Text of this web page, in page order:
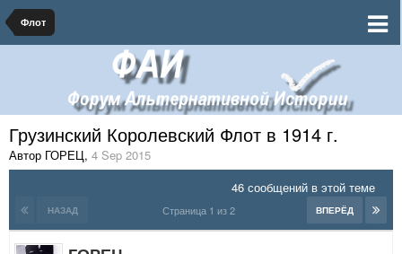
Флот
Грузинский Королевский Флот в 1914 г.
Автор ГОРЕЦ, 4 Sep 2015
46 сообщений в этой теме
НАЗАД ВПЕРЁД
Страница 1 из 2